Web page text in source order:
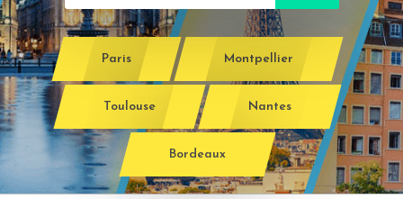
Paris Montpellier
Toulouse Nantes
Bordeaux